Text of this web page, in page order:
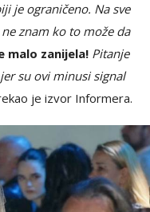
je ograničeno. Na sve
znam ko to može da
malo zanijela! Pitanje
su ovi minusi signal
je izvor Informera.